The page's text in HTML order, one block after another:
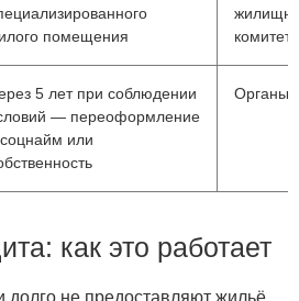
помещения
комитет
5 лет при соблюдении
— переоформление
или
Органы
как это работает
долго не предоставляют жильё,